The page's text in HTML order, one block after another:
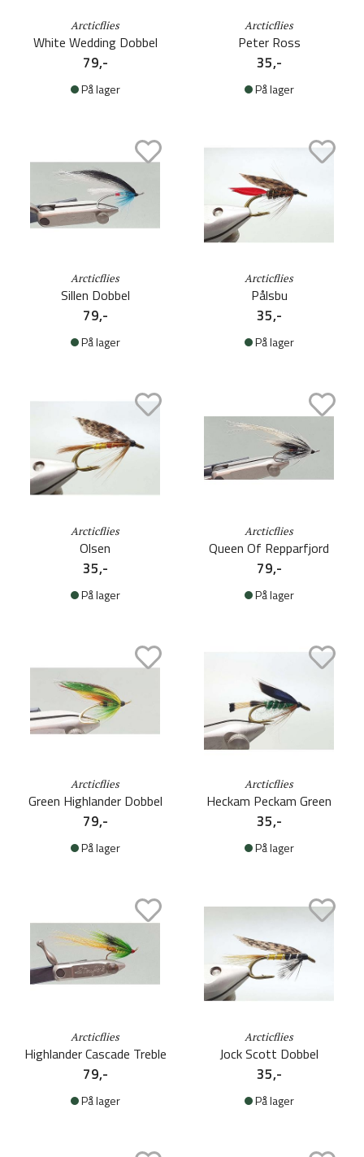
Arcticflies
White Wedding Dobbel
79,-
På lager
Arcticflies
Peter Ross
35,-
På lager
Arcticflies
Sillen Dobbel
79,-
På lager
Arcticflies
Pålsbu
35,-
På lager
Arcticflies
Olsen
35,-
På lager
Arcticflies
Queen Of Repparfjord
79,-
På lager
Arcticflies
Green Highlander Dobbel
79,-
På lager
Arcticflies
Heckam Peckam Green
35,-
På lager
Arcticflies
Highlander Cascade Treble
79,-
På lager
Arcticflies
Jock Scott Dobbel
35,-
På lager